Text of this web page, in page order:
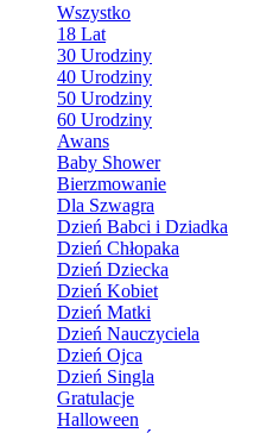
Wszystko
18 Lat
30 Urodziny
40 Urodziny
50 Urodziny
60 Urodziny
Awans
Baby Shower
Bierzmowanie
Dla Szwagra
Dzień Babci i Dziadka
Dzień Chłopaka
Dzień Dziecka
Dzień Kobiet
Dzień Matki
Dzień Nauczyciela
Dzień Ojca
Dzień Singla
Gratulacje
Halloween